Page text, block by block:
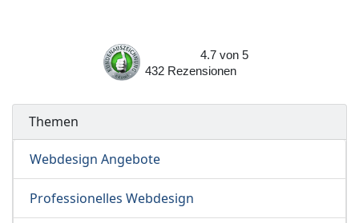
4.7 von 5
432
Rezensionen
Themen
Webdesign Angebote
Professionelles Webdesign